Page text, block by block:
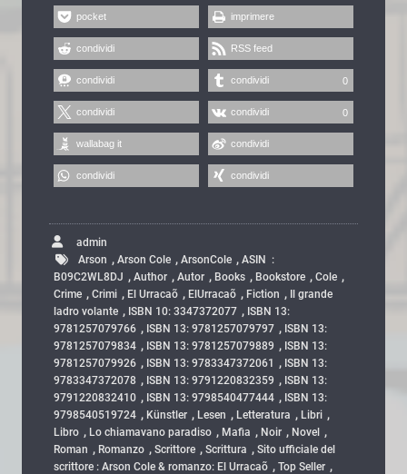
pocket imprimere
condividi RSS feed
condividi condividi 0
condividi condividi 0
wallabag it condividi
condividi condividi
admin
Arson , Arson Cole , ArsonCole , ASIN ‏ : ‎
B09C2WL8DJ , Author , Autor , Books , Bookstore , Cole ,
Crime , Crimi , El Urracaõ , ElUrracaõ , Fiction ,
Il grande
ladro volante , ISBN 10: 3347372077 , ISBN 13:
9781257079766 , ISBN 13: 9781257079797 , ISBN 13:
9781257079834 , ISBN 13: 9781257079889 , ISBN 13:
9781257079926 , ISBN 13: 9783347372061 , ISBN 13:
9783347372078 , ISBN 13: 9791220832359 , ISBN 13:
9791220832410 , ISBN 13: 9798540477444 , ISBN 13:
9798540519724 , Künstler , Lesen , Letteratura , Libri ,
Libro , Lo chiamavano paradiso , Mafia , Noir , Novel ,
Roman , Romanzo , Scrittore , Scrittura , Sito ufficiale del
scrittore : Arson Cole & romanzo: El Urracaõ , Top Seller ,